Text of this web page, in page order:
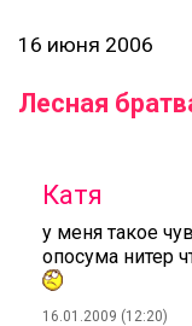
16 июня 2006
Лесная
Катя
у меня такое
опосума нитер
16.01.2009 (12:20)